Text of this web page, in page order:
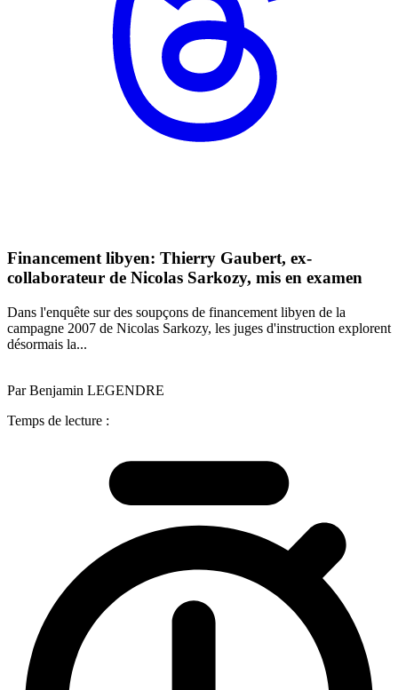
Financement libyen: Thierry Gaubert, ex-
collaborateur de Nicolas Sarkozy, mis en examen
Dans l'enquête sur des soupçons de financement libyen de la
campagne 2007 de Nicolas Sarkozy, les juges d'instruction explorent
désormais la...
Par Benjamin LEGENDRE
Temps de lecture :